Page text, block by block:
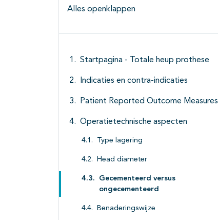
Alles openklappen
Startpagina - Totale heup prothese
Indicaties en contra-indicaties
Patient Reported Outcome Measures
Operatietechnische aspecten
Type lagering
Head diameter
Gecementeerd versus
ongecementeerd
Benaderingswijze